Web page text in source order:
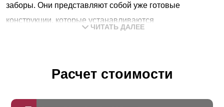
заборы. Они представляют собой уже готовые
конструкции, которые устанавливаются
Забор такого типа состоит из секций, опор и крепления.
ЧИТАТЬ ДАЛЕЕ
Расчет стоимости